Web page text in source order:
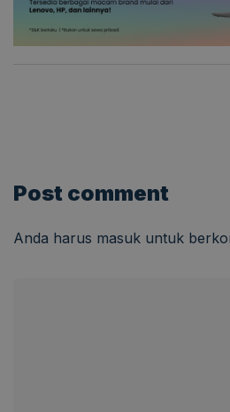
Post comment
Anda harus masuk untuk